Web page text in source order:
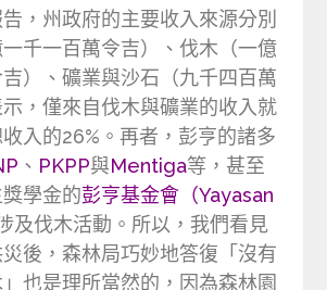
，州政府的主要收入來源分別
千一百萬令吉）、伐木（一億
）、礦業與沙石（九千四百萬
，僅來自伐木與礦業的收入就
入的26%。再者，彭亨的諸多
、 PKPP與Mentiga等，甚至
學金的彭亨基金會（Yayasan
及伐木活動。所以，我們看見
後，森林局巧妙地答復「沒有
也是理所當然的，因為森林園